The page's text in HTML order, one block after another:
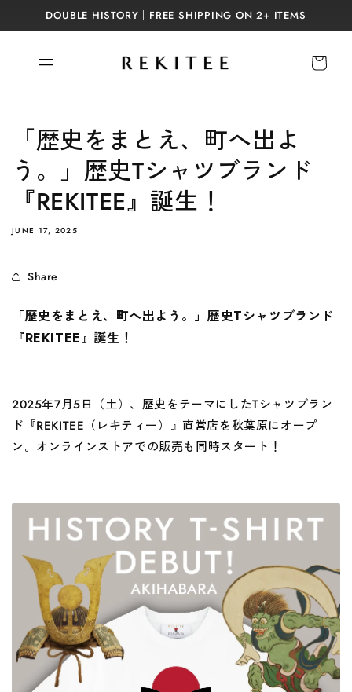
Skip to
content
DOUBLE HISTORY｜FREE SHIPPING ON 2+ ITEMS
Cart
「歴史をまとえ、町へ出よ
う。」歴史Tシャツブランド
『REKITEE』誕生！
JUNE 17, 2025
Share
「歴史をまとえ、町へ出よう。」歴史Tシャツブランド
『REKITEE』誕生！
2025年7月5日（土）、歴史をテーマにしたTシャツブラン
ド『REKITEE （レキティー）』直営店を秋葉原にオープ
ン。オンラインストアでの販売も同時スタート！